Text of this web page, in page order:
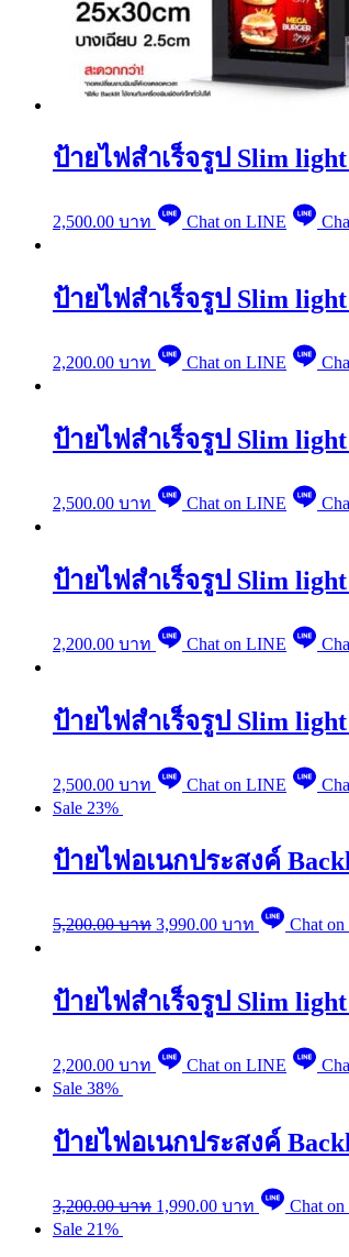
ป้ายไฟสำเร็จรูป Slim
2,500.00 บาท Chat on LINE
ป้ายไฟสำเร็จรูป Slim
2,200.00 บาท Chat on LINE
ป้ายไฟสำเร็จรูป Slim
2,500.00 บาท Chat on LINE
ป้ายไฟสำเร็จรูป Slim
2,200.00 บาท Chat on LINE
ป้ายไฟสำเร็จรูป Slim
2,500.00 บาท Chat on LINE
Sale 23%
ป้ายไฟอเนกประสงค์
5,200.00บาท 3,990.00 บาท Chat
ป้ายไฟสำเร็จรูป Slim
2,200.00 บาท Chat on LINE
Sale 38%
ป้ายไฟอเนกประสงค์
3,200.00บาท 1,990.00 บาท Chat
Sale 21%